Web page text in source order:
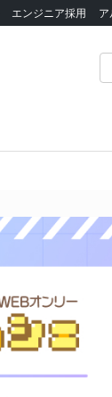
エンジニア採用